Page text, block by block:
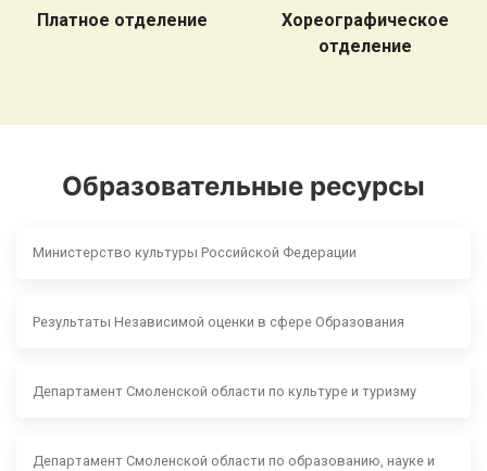
Платное отделение
Хореографическое
отделение
Образовательные ресурсы
Министерство культуры Российской Федерации
Результаты Независимой оценки в сфере Образования
Департамент Смоленской области по культуре и туризму
Департамент Смоленской области по образованию, науке и